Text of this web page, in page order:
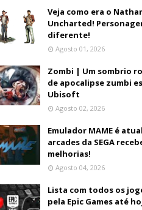
Veja como era o
Uncharted!
diferente!
Agosto 01, 2026
Zombi | Um sombrio
de apocalipse zumbi
Ubisoft
Agosto 02, 2026
Emulador MAME é
arcades da SEGA
melhorias!
Agosto 04, 2026
Lista com todos os
pela Epic Games até